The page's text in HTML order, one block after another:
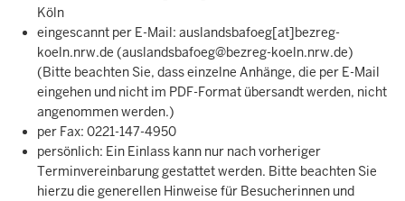
Köln
eingescannt per E-Mail: auslandsbafoeg[at]bezreg-
koeln.nrw.de (auslandsbafoeg@bezreg-koeln.nrw.de)
(Bitte beachten Sie, dass einzelne Anhänge, die per E-Mail
eingehen und nicht im PDF-Format übersandt werden, nicht
angenommen werden.)
per Fax: 0221-147-4950
persönlich: Ein Einlass kann nur nach vorheriger
Terminvereinbarung gestattet werden. Bitte beachten Sie
hierzu die generellen Hinweise für Besucherinnen und